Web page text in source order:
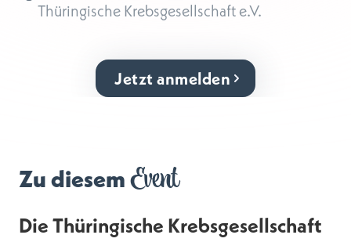
Thüringische Krebsgesellschaft e.V.
Jetzt anmelden
Zu diesemEvent
Die Thüringische Krebsgesellschaft